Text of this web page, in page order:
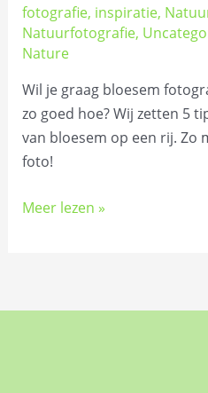
fotografie, inspiratie,
Natuurfotografie,
Nature
Wil je graag bloesem
zo goed hoe? Wij zetten 5
van bloesem op een rij. Zo
foto!
Meer lezen »